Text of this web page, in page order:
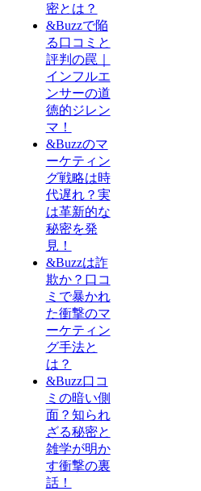
密とは？
&Buzzで陥
る口コミと
評判の罠｜
インフルエ
ンサーの道
徳的ジレン
マ！
&Buzzのマ
ーケティン
グ戦略は時
代遅れ？実
は革新的な
秘密を発
見！
&Buzzは詐
欺か？口コ
ミで暴かれ
た衝撃のマ
ーケティン
グ手法と
は？
&Buzz口コ
ミの暗い側
面？知られ
ざる秘密と
雑学が明か
す衝撃の裏
話！